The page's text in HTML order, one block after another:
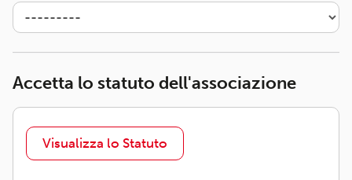
Accetta lo statuto dell'associazione
Visualizza lo Statuto